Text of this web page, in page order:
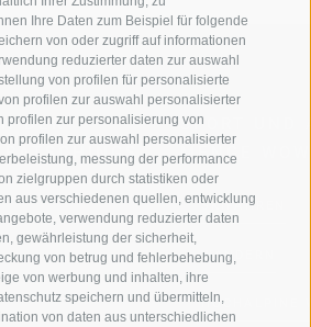
Ihre Daten zum Beispiel für folgende
von oder zugriff auf informationen
reduzierter daten zur auswahl
von profilen für personalisierte
profilen zur auswahl personalisierter
profilen zur personalisierung von
profilen zur auswahl personalisierter
messung der performance
zielgruppen durch statistiken oder
aus verschiedenen quellen, entwicklung
verwendung reduzierter daten
gewährleistung der sicherheit,
von betrug und fehlerbehebung,
von werbung und inhalten, ihre
speichern und übermitteln,
von daten aus unterschiedlichen
DER
RATSCHINGS
SPORT UND
MENGE
SKIFAHREN
WANDERN
HOCHALPINE